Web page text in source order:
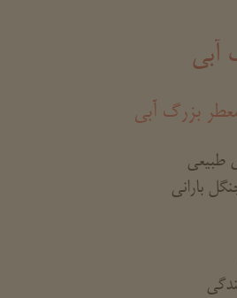
آبی
بزرگ آبی
طبیعی
بارانی